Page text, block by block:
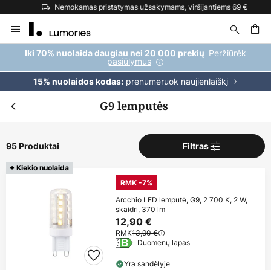
Nemokamas pristatymas užsakymams, viršijantiems 69 €
to
Content
Iki 70% nuolaida daugiau nei 20 000 prekių Peržiūrėk
pasiūlymus
15% nuolaidos kodas:prenumeruok naujienlaiškį
G9 lemputės
95 Produktai Filtras
+ Kiekio nuolaida
RMK -7%
Arcchio LED lemputė, G9, 2 700 K, 2 W,
skaidri, 370 lm
12,90 €
RMK13,90 €
Duomenų lapas
Yra sandėlyje